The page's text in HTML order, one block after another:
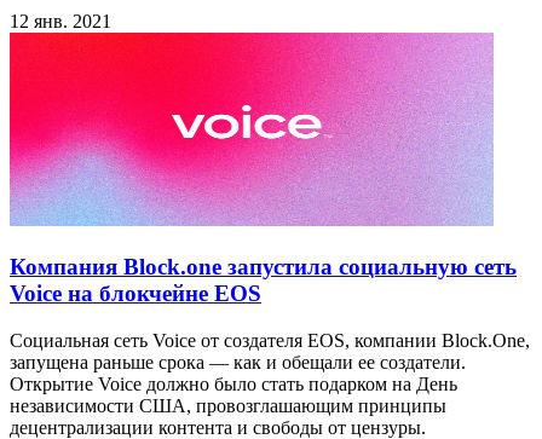
12 янв. 2021
Компания Block.one запустила социальную сеть
Voice на блокчейне EOS
Социальная сеть Voice от создателя EOS, компании Block.One,
запущена раньше срока — как и обещали ее создатели.
Открытие Voice должно было стать подарком на День
независимости США, провозглашающим принципы
децентрализации контента и свободы от цензуры.